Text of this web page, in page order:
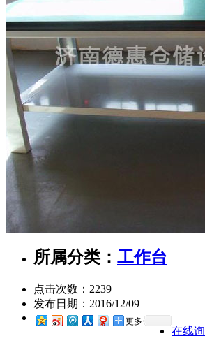
所属分类： 工作台
点击次数： 2239
发布日期： 2016/12/09
更多
在线